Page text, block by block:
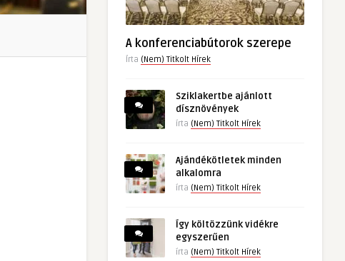
A konferenciabútorok szerepe
Írta (Nem) Titkolt Hírek
Sziklakertbe ajánlott
dísznövények
írta (Nem) Titkolt Hírek
Ajándékötletek minden
alkalomra
írta (Nem) Titkolt Hírek
Így költözzünk vidékre
egyszerűen
írta (Nem) Titkolt Hírek